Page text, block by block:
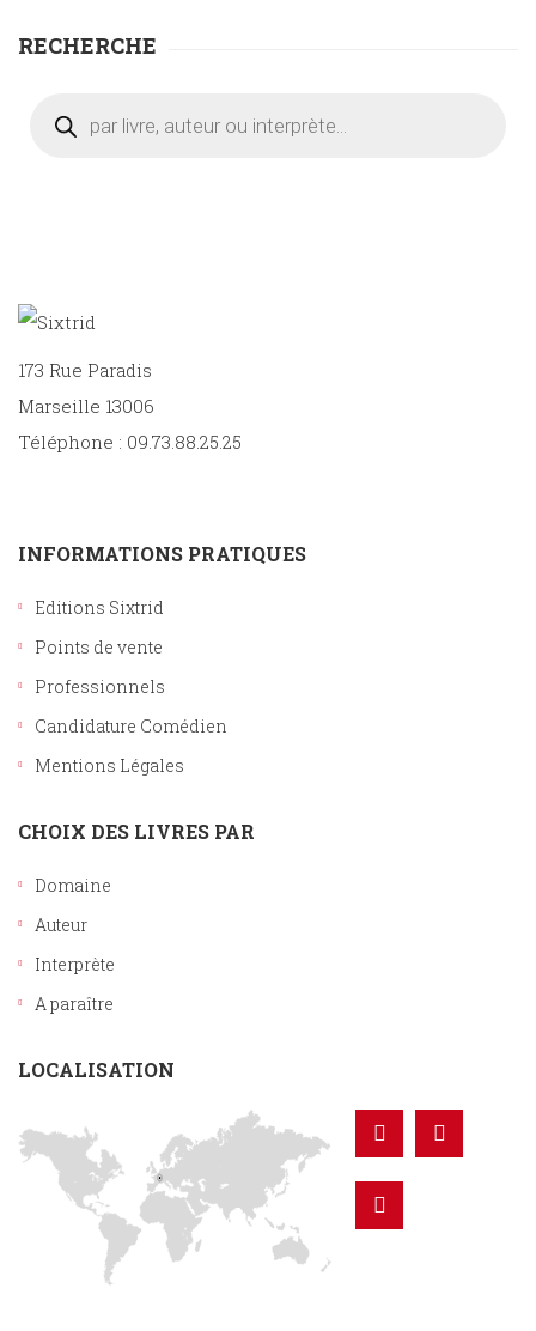
RECHERCHE
produits
173 Rue Paradis
Marseille 13006
Téléphone : 09.73.88.25.25
INFORMATIONS PRATIQUES
Editions Sixtrid
Points de vente
Professionnels
Candidature Comédien
Mentions Légales
CHOIX DES LIVRES PAR
Domaine
Auteur
Interprète
A paraître
LOCALISATION